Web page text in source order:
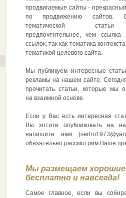
продвигаемые сайты -
по продвижению сайтов.
тематической
предпочтительнее, чем ссылка
ссылок, так как тематика
тематикой целевого сайта.
Мы публикуем интересные
рекламы на нашем сайте.
прочитать статьи, которые мы
на взаимной основе.
Если у Вас есть интересная
Вы хотите опубликовать на
напишите нам
обязательно рассмотрим Ваше
Мы размещаем
бесплатно и навсегда!
Самое главное, если вы